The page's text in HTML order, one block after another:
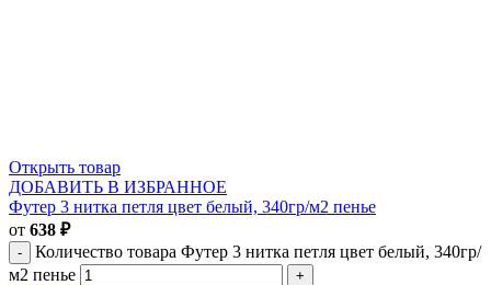
Открыть товар
ДОБАВИТЬ В ИЗБРАННОЕ
Футер 3 нитка петля цвет белый, 340гр/м2 пенье
от 638 ₽
Количество товара Футер 3 нитка петля цвет белый, 340гр/
м2 пенье